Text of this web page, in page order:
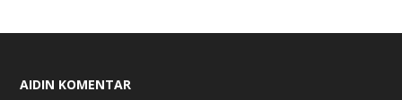
AIDIN KOMENTAR